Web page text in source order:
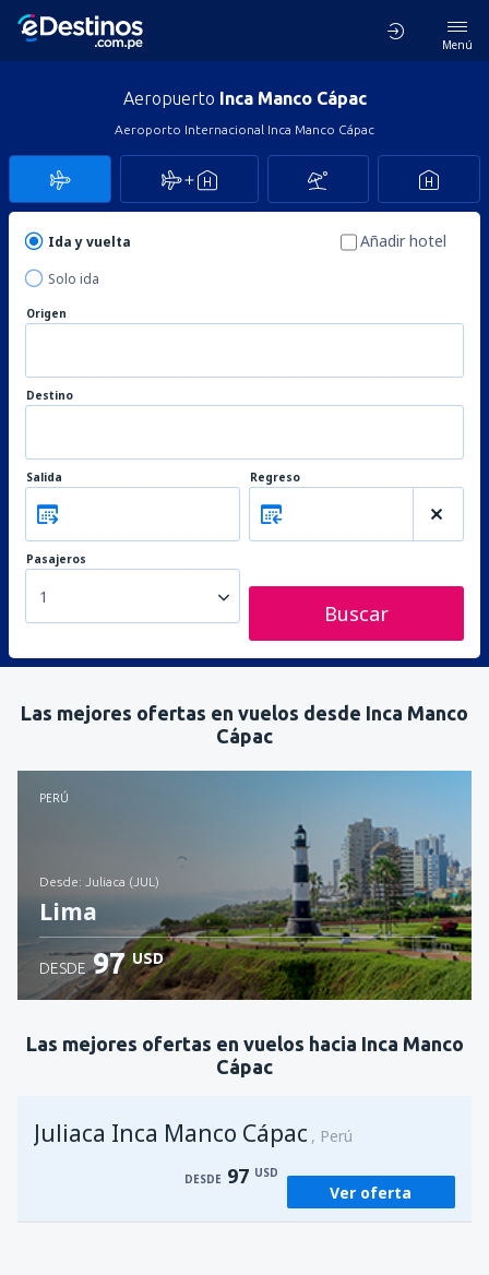
Menú
Aeropuerto Inca Manco Cápac
Aeroporto Internacional Inca Manco Cápac
Ida y vuelta
Solo ida
Añadir hotel
Origen
Destino
Salida Regreso
Pasajeros
1
Buscar
Las mejores ofertas en vuelos desde Inca Manco
Cápac
PERÚ
desde: Juliaca (JUL)
Lima
Revisa los detalles
DESDE 97 USD
Las mejores ofertas en vuelos hacia Inca Manco
Cápac
Juliaca Inca Manco Cápac Perú
DESDE 97 USD
Ver oferta